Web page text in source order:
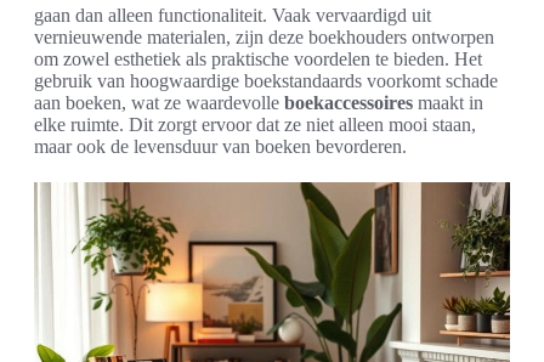
gaan dan alleen functionaliteit. Vaak vervaardigd uit
vernieuwende materialen, zijn deze boekhouders ontworpen
om zowel esthetiek als praktische voordelen te bieden. Het
gebruik van hoogwaardige boekstandaards voorkomt schade
aan boeken, wat ze waardevolle boekaccessoires maakt in
elke ruimte. Dit zorgt ervoor dat ze niet alleen mooi staan,
maar ook de levensduur van boeken bevorderen.